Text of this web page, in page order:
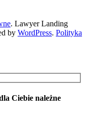
. Lawyer Landing
by WordPress. Polityka
Ciebie należne